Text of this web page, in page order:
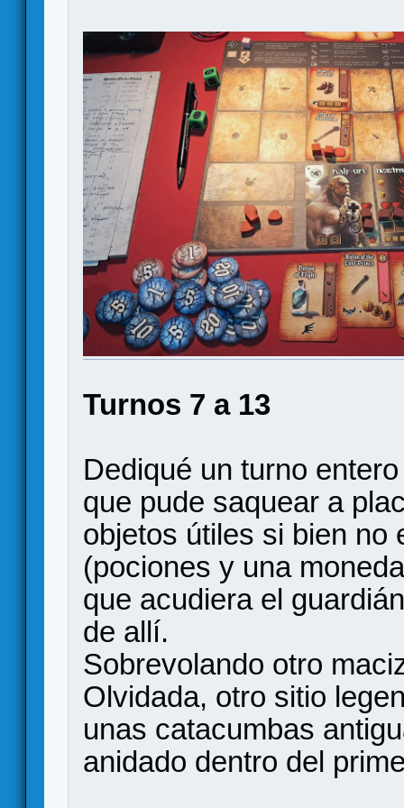
Turnos 7 a 13
Dediqué un turno
que pude saquear a
objetos útiles si bien no
(pociones y una
que acudiera el
de allí.
Sobrevolando otro
Olvidada, otro sitio
unas catacumbas
anidado dentro del